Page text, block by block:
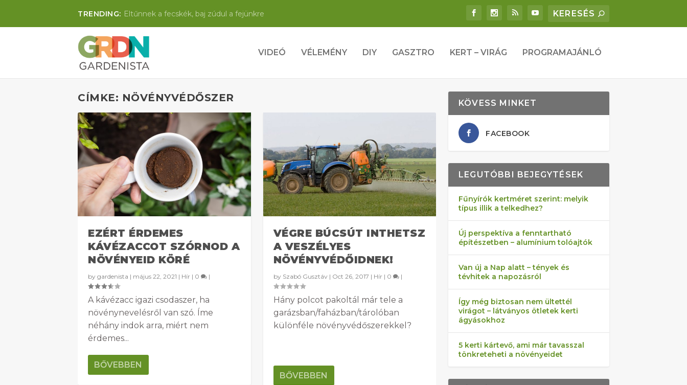
TRENDING: Eltűnnek a fecskék, baj zúdul a fejünkre
VIDEÓ VÉLEMÉNY DIY GASZTRO KERT – VIRÁG PROGRAMAJÁNLÓ
CÍMKE: NÖVÉNYVÉDŐSZER
EZÉRT ÉRDEMES
KÁVÉZACCOT SZÓRNOD A
NÖVÉNYEID KÖRÉ
by gardenista | május 22, 2021 | Hír | 0 |
A kávézacc igazi csodaszer, ha
növénynevelésről van szó. Íme
néhány indok arra, miért nem
érdemes...
BŐVEBBEN
VÉGRE BÚCSÚT INTHETSZ
A VESZÉLYES
NÖVÉNYVÉDŐIDNEK!
by Szabó Gusztáv| Oct 26, 2017 | Hír| 0 |
Hány polcot pakoltál már tele a
garázsban/faházban/tárolóban
különféle növényvédőszerekkel?
BŐVEBBEN
KÖVESS MINKET
FACEBOOK
LEGUTÓBBI BEJEGYTÉSEK
Fűnyírók kertméret szerint: melyik
típus illik a telkedhez?
Új perspektíva a fenntartható
építészetben – alumínium tolóajtók
Van új a Nap alatt – tények és
tévhitek a napozásról
Így még biztosan nem ültettél
virágot – látványos ötletek kerti
ágyásokhoz
5 kerti kártevő, ami már tavasszal
tönkreteheti a növényeidet